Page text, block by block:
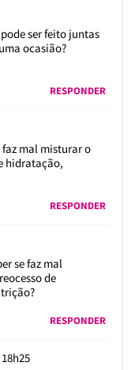
ser feito juntas
ocasião?
RESPONDER
faz mal misturar o
hidratação,
RESPONDER
se faz mal
de
RESPONDER